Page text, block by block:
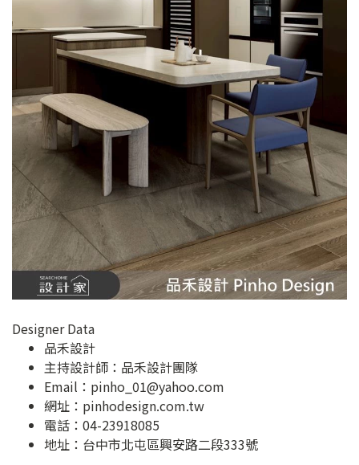
Designer Data
品禾設計
主持設計師：品禾設計團隊
Email： pinho_01@yahoo.com
網址： pinhodesign.com.tw
電話：04-23918085
地址： 台中市北屯區興安路二段333號